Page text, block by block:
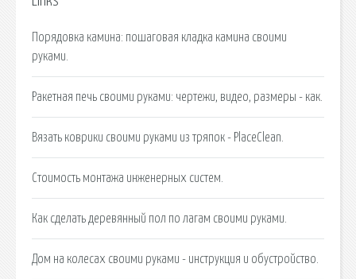
Порядовка камина: пошаговая кладка камина своими
руками.
Ракетная печь своими руками: чертежи, видео, размеры - как.
Вязать коврики своими руками из тряпок - PlaceClean.
Стоимость монтажа инженерных систем.
Как сделать деревянный пол по лагам своими руками.
Дом на колесах своими руками - инструкция и обустройство.